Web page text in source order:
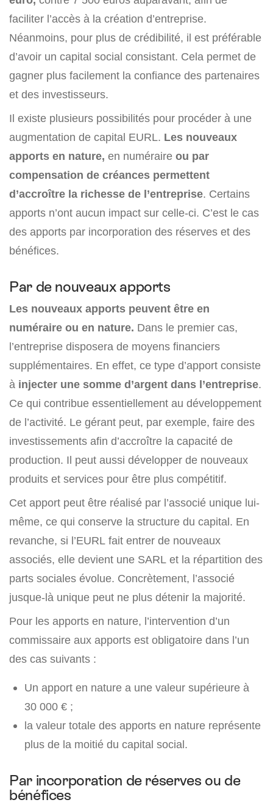
faciliter l’accès à la création d’entreprise.
Néanmoins, pour plus de crédibilité, il est préférable
d’avoir un capital social consistant. Cela permet de
gagner plus facilement la confiance des partenaires
et des investisseurs.
Il existe plusieurs possibilités pour procéder à une
augmentation de capital EURL. Les nouveaux
apports en nature, en numéraire ou par
compensation de créances permettent
d’accroître la richesse de l’entreprise. Certains
apports n’ont aucun impact sur celle-ci. C’est le cas
des apports par incorporation des réserves et des
bénéfices.
Par de nouveaux apports
Les nouveaux apports peuvent être en
numéraire ou en nature. Dans le premier cas,
l’entreprise disposera de moyens financiers
supplémentaires. En effet, ce type d’apport consiste
à injecter une somme d’argent dans l’entreprise.
Ce qui contribue essentiellement au développement
de l’activité. Le gérant peut, par exemple, faire des
investissements afin d’accroître la capacité de
production. Il peut aussi développer de nouveaux
produits et services pour être plus compétitif.
Cet apport peut être réalisé par l’associé unique lui-
même, ce qui conserve la structure du capital. En
revanche, si l’EURL fait entrer de nouveaux
associés, elle devient une SARL et la répartition des
parts sociales évolue. Concrètement, l’associé
jusque-là unique peut ne plus détenir la majorité.
Pour les apports en nature, l’intervention d’un
commissaire aux apports est obligatoire dans l’un
des cas suivants :
Un apport en nature a une valeur supérieure à
30 000 € ;
la valeur totale des apports en nature représente
plus de la moitié du capital social.
Par incorporation de réserves ou de
bénéfices